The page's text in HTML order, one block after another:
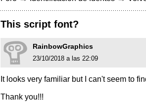
This script font?
RainbowGraphics
23/10/2018 a las 22:09
It looks very familiar but I can't seem to
Thank you!!!